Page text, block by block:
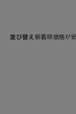
並び替え 新着順価格が